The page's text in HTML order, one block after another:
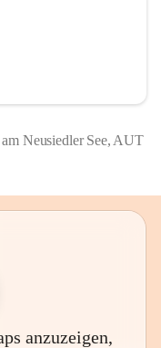
Neusiedler See, AUT
anzuzeigen,